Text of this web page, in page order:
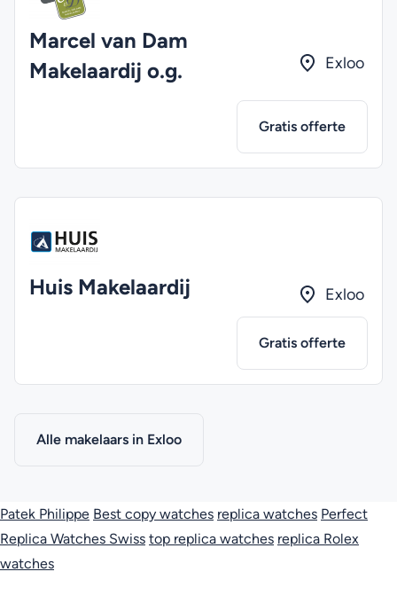
Marcel van Dam
Makelaardij o.g.
Exloo
Gratis offerte
Huis Makelaardij Exloo
Gratis offerte
Alle makelaars in Exloo
Patek Philippe Best copy watches replica watches Perfect
Replica Watches Swiss top replica watches replica Rolex
watches